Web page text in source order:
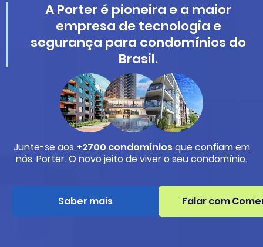
A Porter é pioneira e a maior
empresa de tecnologia e
segurança para condomínios do
Brasil.
Junte-se aos +2700 condomíniosque confiam em
nós. Porter. O novo jeito de viver o seu condomínio.
Saber mais Falar com